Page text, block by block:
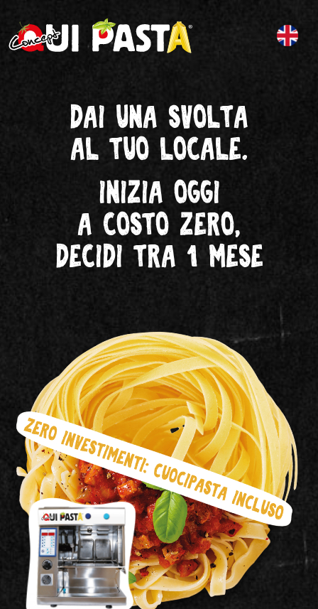
Dai una svolta
al tuo locale.
Inizia oggi
a costo zero,
decidi tra 1 mese